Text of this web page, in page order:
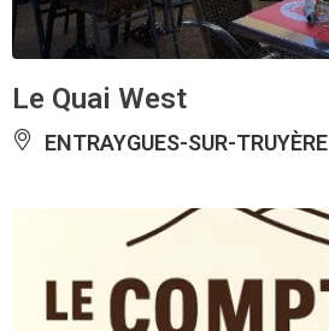
Le Quai West
ENTRAYGUES-SUR-TRUYÈRE